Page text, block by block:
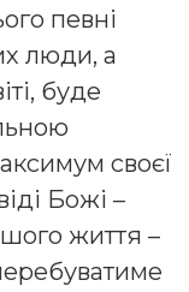
певні
люди, а
буде
своєї
Божі –
життя –